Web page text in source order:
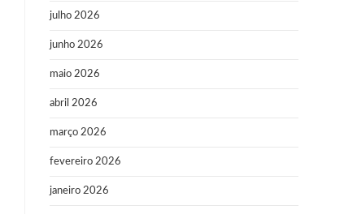
julho 2026
junho 2026
maio 2026
abril 2026
março 2026
fevereiro 2026
janeiro 2026